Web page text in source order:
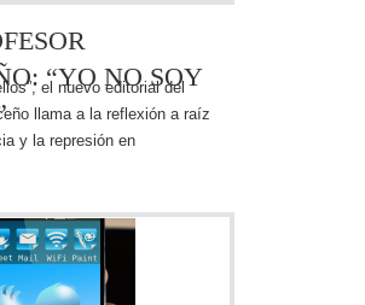
“YO NO SOY
el nuevo editorial del
llama a la reflexión a raíz
y la represión en